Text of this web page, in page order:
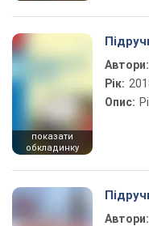
показати
обкладинку
Автори:
Рік:
Опис:
Автори: